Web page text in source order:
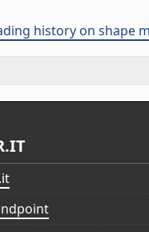
history on shape